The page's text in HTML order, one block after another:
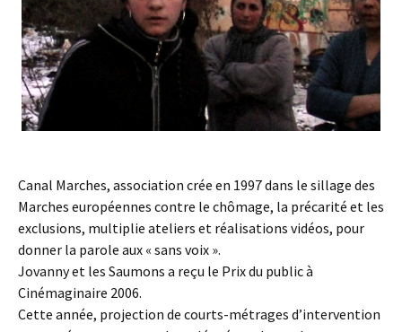
Canal Marches, association crée en 1997 dans le sillage des
Marches européennes contre le chômage, la précarité et les
exclusions, multiplie ateliers et réalisations vidéos, pour
donner la parole aux « sans voix ».
Jovanny et les Saumons a reçu le Prix du public à
Cinémaginaire 2006.
Cette année, projection de courts-métrages d’intervention